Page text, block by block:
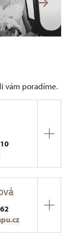
vám poradíme.
studia